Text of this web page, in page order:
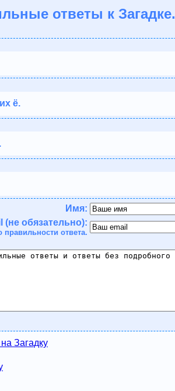
ответы к Загадке.
ё.
Имя:
(не обязательно):
ответа.
Загадку